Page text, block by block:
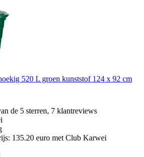
520 L groen kunststof 124 x 92 cm
de 5 sterren, 7 klantreviews
135.20 euro met Club Karwei